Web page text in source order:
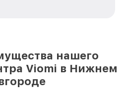
нашего
Viomi в Нижнем